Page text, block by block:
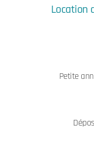
Location
Petite